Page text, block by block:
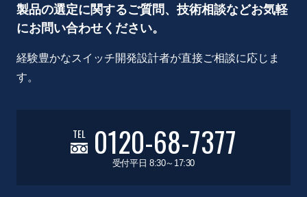
製品の選定に関するご質問、技術相談などお気軽
にお問い合わせください。
経験豊かなスイッチ開発設計者が直接ご相談に応じま
す。
TEL 0120-68-7377
受付平日 8:30～17:30